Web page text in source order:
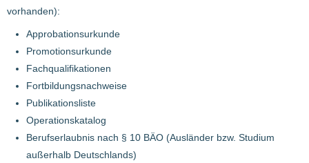
vorhanden):
Approbationsurkunde
Promotionsurkunde
Fachqualifikationen
Fortbildungsnachweise
Publikationsliste
Operationskatalog
Berufserlaubnis nach § 10 BÄO (Ausländer bzw. Studium
außerhalb Deutschlands)